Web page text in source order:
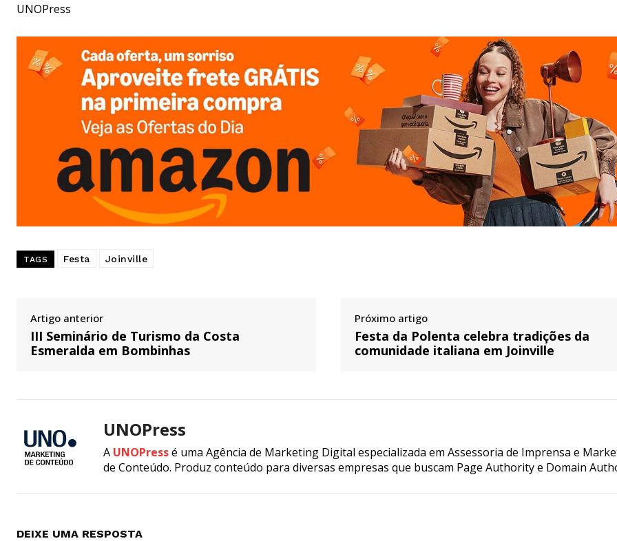
UNOPress
TAGS Festa Joinville
Artigo anterior
III Seminário de Turismo da Costa
Esmeralda em Bombinhas
Próximo artigo
Festa da Polenta celebra tradições da
comunidade italiana em Joinville
UNOPress
A UNOPressé uma Agência de Marketing Digital especializada em Assessoria de Imprensa e
de Conteúdo. Produz conteúdo para diversas empresas que buscam Page Authority e Domain
DEIXE UMA RESPOSTA